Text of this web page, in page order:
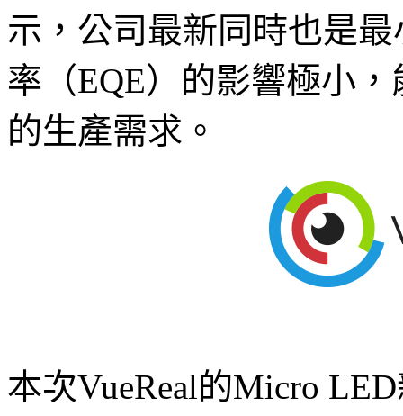
示，公司最新同時也是
率（EQE）的影響極小
的生產需求。
本次VueReal的Micro